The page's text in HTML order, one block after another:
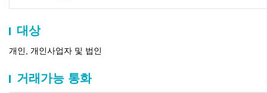
대상
개인, 개인사업자 및 법인
거래가능 통화